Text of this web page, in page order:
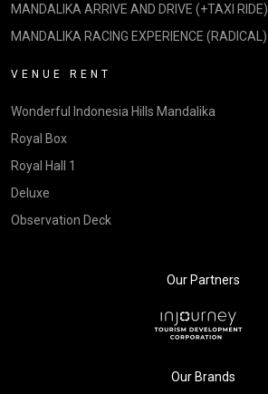
MANDALIKA ARRIVE AND DRIVE (+TAXI RIDE)
MANDALIKA RACING EXPERIENCE (RADICAL)
VENUE RENT
Wonderful Indonesia Hills Mandalika
Royal Box
Royal Hall 1
Deluxe
Observation Deck
Our Partners
Our Brands